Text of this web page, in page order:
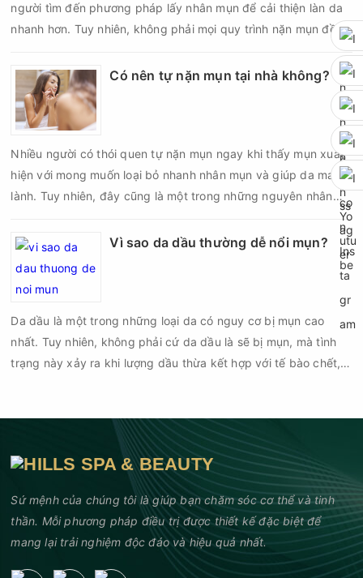
người tìm đến phương pháp lấy nhân mụn để cải thiện làn da
nhanh hơn. Tuy nhiên, không phải mọi quy trình nặn mụn đều
an toàn và mang lại hiệu quả như mong muốn. Nếu thực hiện
sai kỹ thuật hoặc lấy nhân mụn không đúng thời điểm, làn da
có thể đối mặt với nguy cơ viêm nhiễm, thâm sau mụn và thậm
chí là sẹo rỗ. Vậy nặn mụn chuẩn y khoa là gì và một quy trình
đạt tiêu chuẩn cần đáp ứng những yêu cầu nào?
Có nên tự nặn mụn tại nhà không?
Nhiều người có thói quen tự nặn mụn ngay khi thấy mụn xuất
hiện với mong muốn loại bỏ nhanh nhân mụn và giúp da mau
lành. Tuy nhiên, đây cũng là một trong những nguyên nhân
phổ biến khiến tình trạng mụn trở nên nghiêm trọng hơn, làm
tăng nguy cơ viêm nhiễm, thâm và sẹo.
Vì sao da dầu thường dễ nổi mụn?
Da dầu là một trong những loại da có nguy cơ bị mụn cao
nhất. Tuy nhiên, không phải cứ da dầu là sẽ bị mụn, mà tình
trạng này xảy ra khi lượng dầu thừa kết hợp với tế bào chết,
mụn viêm hay mụn mủ sẽ xuất hiện ngày càng nhiều.
Sứ mệnh của chúng tôi là giúp bạn chăm sóc cơ thể và tinh
thần. Mỗi phương pháp điều trị được thiết kế đặc biệt để
mang lại trải nghiệm độc đáo và hiệu quả nhất.